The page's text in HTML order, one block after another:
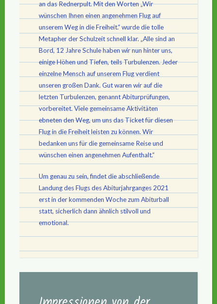
an das Rednerpult. Mit den Worten „Wir
wünschen Ihnen einen angenehmen Flug auf
unserem Weg in die Freiheit.“ wurde die tolle
Metapher der Schulzeit schnell klar. „Alle sind an
Bord, 12 Jahre Schule haben wir nun hinter uns,
einige Höhen und Tiefen, teils Turbulenzen. Jeder
einzelne Mensch auf unserem Flug verdient
unseren großen Dank. Gut waren wir auf die
letzten Turbulenzen, genannt Abiturprüfungen,
vorbereitet. Viele gemeinsame Aktivitäten
ebneten den Weg, um uns das Ticket für diesen
Flug in die Freiheit leisten zu können. Wir
bedanken uns für die gemeinsame Reise und
wünschen einen angenehmen Aufenthalt.“
Um genau zu sein, findet die abschließende
Landung des Flugs des Abiturjahrganges 2021
erst in der kommenden Woche zum Abiturball
statt, sicherlich dann ähnlich stilvoll und
emotional.